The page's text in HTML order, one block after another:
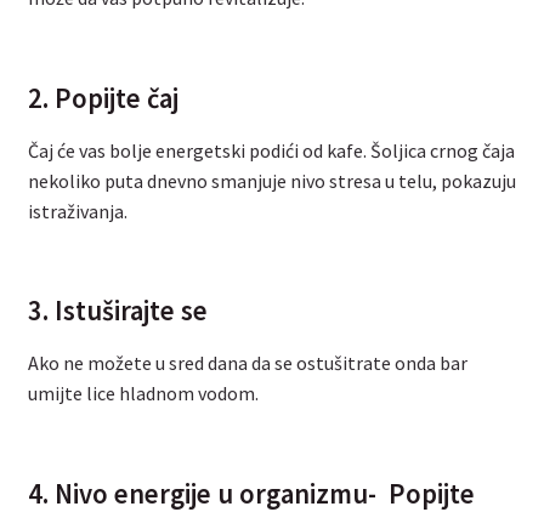
2. Popijte čaj
Čaj će vas bolje energetski podići od kafe. Šoljica crnog čaja
nekoliko puta dnevno smanjuje nivo stresa u telu, pokazuju
istraživanja.
3. Istuširajte se
Ako ne možete u sred dana da se ostušitrate onda bar
umijte lice hladnom vodom.
4. Nivo energije u organizmu- Popijte